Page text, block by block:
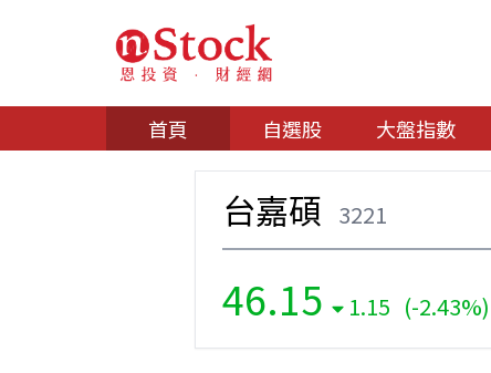
首頁 自選股 大盤指數
台嘉碩 3221
46.15 1.15 (-2.43%)